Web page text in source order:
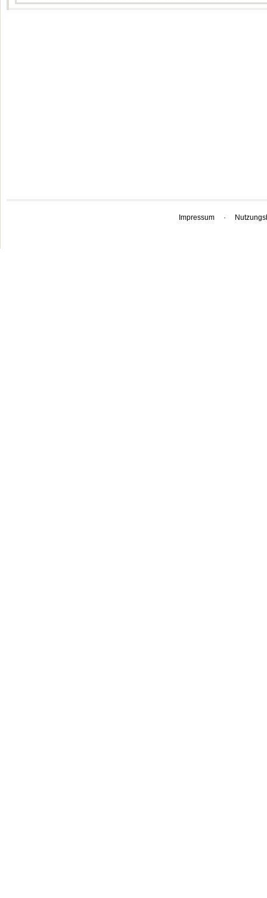
Impressum ·